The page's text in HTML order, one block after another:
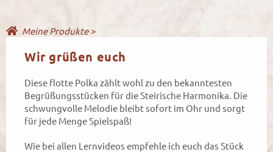
Meine Produkte >
Wir grüßen euch
Diese flotte Polka zählt wohl zu den bekanntesten
Begrüßungsstücken für die Steirische Harmonika. Die
schwungvolle Melodie bleibt sofort im Ohr und sorgt
für jede Menge Spielspaß!
Wie bei allen Lernvideos empfehle ich euch das Stück